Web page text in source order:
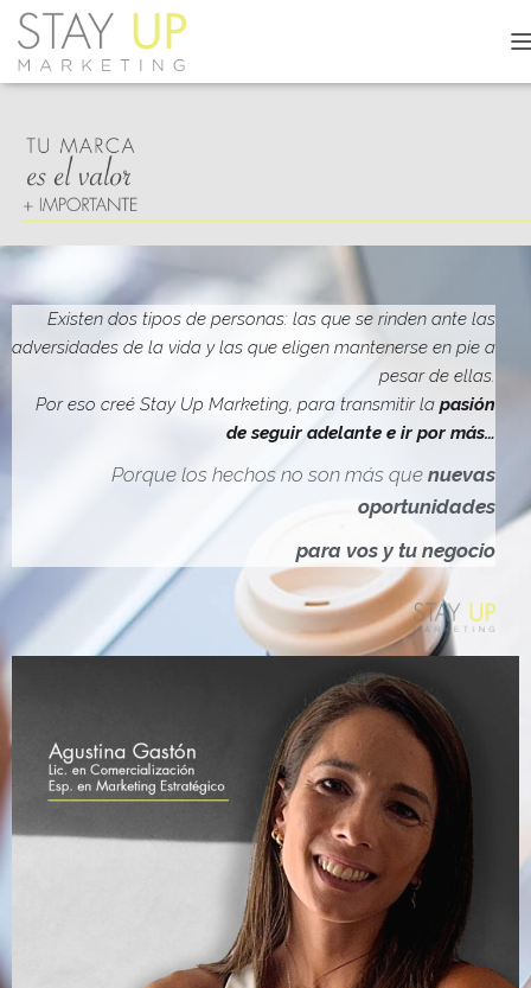
A
M
D
E
N
A
V
G
I
Ó
N
Existen dos tipos de personas: las que se rinden ante las
adversidades de la vida y las que eligen mantenerse en pie a
pesar de ellas.
Por eso creé Stay Up Marketing, para transmitir la pasión
de seguir adelante e ir por más…
Porque los hechos no son más que nuevas
oportunidades
para vos y tu negocio